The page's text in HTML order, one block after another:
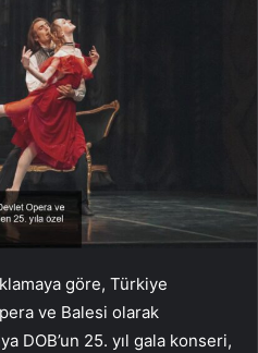
göre, Türkiye
ve Balesi olarak
DOB’un 25. yıl gala konseri,